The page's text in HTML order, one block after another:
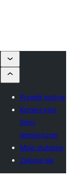
Prześlij motyw
Komercyjne
firmy
tematyczne
Moje ulubione
Zaloguj się